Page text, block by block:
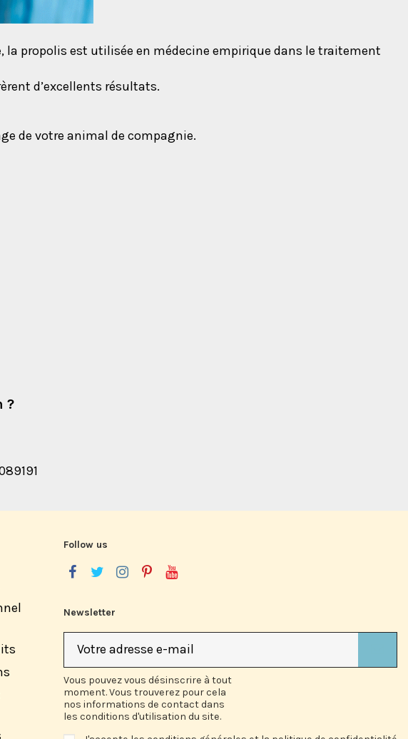
propolis est utilisée en médecine empirique dans le traitement
d’excellents résultats.
de votre animal de compagnie.
?
Follow us
Newsletter
Vous pouvez vous désinscrire à tout
moment. Vous trouverez pour cela
nos informations de contact dans
les conditions d'utilisation du site.